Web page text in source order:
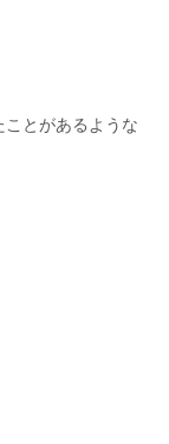
とがあるような